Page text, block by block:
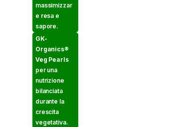
massimizzar
e resa e
sapore.
GK-
Organics®
Veg Pearls
per una
nutrizione
bilanciata
durante la
crescita
vegetativa.